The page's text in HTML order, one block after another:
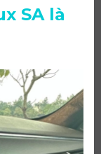
SA là